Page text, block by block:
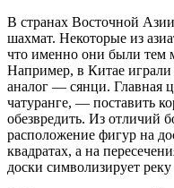
В странах Восточной
шахмат. Некоторые из
что именно они были тем
Например, в Китае
аналог — сянци. Главная
чатуранге, — поставить
обезвредить. Из отличий
расположение фигур на
квадратах, а на
доски символизирует